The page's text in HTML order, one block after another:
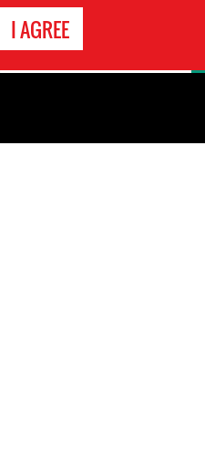
I AGREEالاتصال
بالطوارىء